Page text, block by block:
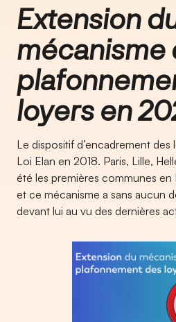
Extension
mécanisme
loyers en
Le dispositif d’encadrement des
Loi Elan en 2018. Paris, Lille,
été les premières communes en
et ce mécanisme a sans aucun
devant lui au vu des dernières